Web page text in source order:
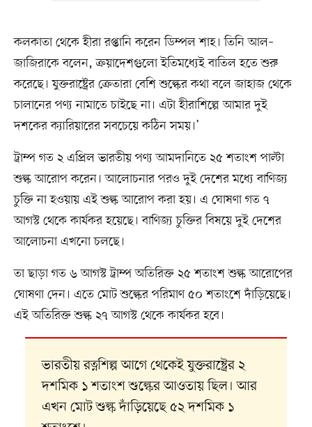
কলকাতা থেকে হীরা রপ্তানি করেন ডিম্পল শাহ। তিনি আল–
জাজিরাকে বলেন, ক্রয়াদেশগুলো ইতিমধ্যেই বাতিল হতে শুরু
করেছে। যুক্তরাষ্ট্রের ক্রেতারা বেশি শুল্কের কথা বলে জাহাজ থেকে
চালানের পণ্য নামাতে চাইছে না। এটা হীরাশিল্পে আমার দুই
দশকের ক্যারিয়ারের সবচেয়ে কঠিন সময়।’
ট্রাম্প গত ২ এপ্রিল ভারতীয় পণ্য আমদানিতে ২৫ শতাংশ পাল্টা
শুল্ক আরোপ করেন। আলোচনার পরও দুই দেশের মধ্যে বাণিজ্য
চুক্তি না হওয়ায় এই শুল্ক আরোপ করা হয়। এ ঘোষণা গত ৭
আগস্ট থেকে কার্যকর হয়েছে। বাণিজ্য চুক্তির বিষয়ে দুই দেশের
আলোচনা এখনো চলছে।
তা ছাড়া গত ৬ আগস্ট ট্রাম্প অতিরিক্ত ২৫ শতাংশ শুল্ক আরোপের
ঘোষণা দেন। এতে মোট শুল্কের পরিমাণ ৫০ শতাংশে দাঁড়িয়েছে।
এই অতিরিক্ত শুল্ক ২৭ আগস্ট থেকে কার্যকর হবে।
ভারতীয় রত্নশিল্প আগে থেকেই যুক্তরাষ্ট্রের ২
দশমিক ১ শতাংশ শুল্কের আওতায় ছিল। আর
এখন মোট শুল্ক দাঁড়িয়েছে ৫২ দশমিক ১